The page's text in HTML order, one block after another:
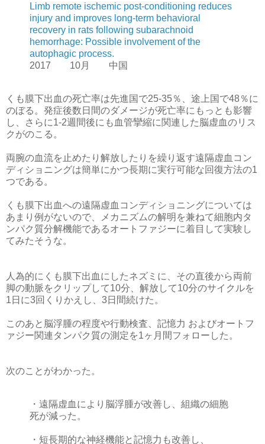
Limb remote ischemic post‑conditioning reduces
injury and improves long‑term behavioral
recovery in rats following subarachnoid
hemorrhage: Possible involvement of the
autophagic process.
2017 10月 中国
くも膜下出血の死亡率は先進国で25-35％、途上国で48％に
のぼる。発症後数日間のダメージが死亡率にもっとも影響
し、さらに1-2週間後にも血管攣縮に関連した脳虚血のリス
クがのこる。
両腕の血流を止めたり解放したりを繰り返す遠隔虚血コン
ディショニングは簡単にかつ長期に実行可能な回復方法の1
つである。
くも膜下出血への遠隔虚血コンディショニングについては
あまり例がないので、メカニズムの解明を兼ねて細胞内タ
ンパク質分解機能であるオートファジーに着目して実験し
てみたそうな。
人為的にくも膜下出血にしたネズミに、その直後から両前
脚の動脈をクリップして10分、解放して10分のサイクルを
1日に3回くりかえし、3日間続けた。
このあと脳浮腫の程度や行動検査、記憶力 およびオートフ
ァジー関連タンパク質の測定を1ヶ月間フォローした。
次のことがわかった。
・遠隔虚血により脳浮腫が改善し、組織の細胞
死が減った。
・短長期的な神経機能と記憶力も改善し、